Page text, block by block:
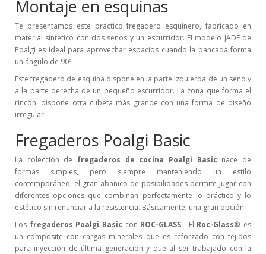
Montaje en esquinas
Te presentamos este práctico fregadero esquinero, fabricado en
material sintético con dos senos y un escurridor. El modelo JADE de
Poalgi es ideal para aprovechar espacios cuando la bancada forma
un ángulo de 90º.
Este fregadero de esquina dispone en la parte izquierda de un seno y
a la parte derecha de un pequeño escurridor. La zona que forma el
rincón, dispone otra cubeta más grande con una forma de diseño
irregular.
Fregaderos Poalgi Basic
La colección de fregaderos de cocina Poalgi Basic nace de
formas simples, pero siempre manteniendo un estilo
contemporáneo, el gran abanico de posibilidades permite jugar con
diferentes opciones que combinan perfectamente lo práctico y lo
estético sin renunciar a la resistencia. Básicamente, una gran opción.
Los fregaderos Poalgi Basic con ROC-GLASS. El Roc-Glass® es
un composite con cargas minerales que es reforzado con tejidos
para inyección de última generación y que al ser trabajado con la